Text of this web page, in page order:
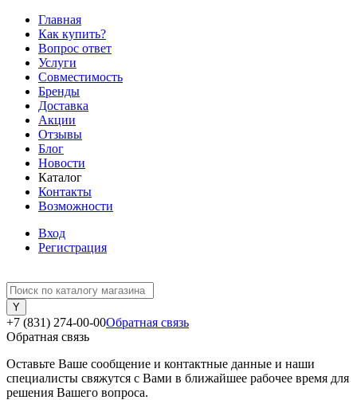
Главная
Как купить?
Вопрос ответ
Услуги
Совместимость
Бренды
Доставка
Акции
Отзывы
Блог
Новости
Каталог
Контакты
Возможности
Вход
Регистрация
+7 (831) 274-00-00Обратная связь
Обратная связь
Оставьте Ваше сообщение и контактные данные и наши
специалисты свяжутся с Вами в ближайшее рабочее время для
решения Вашего вопроса.